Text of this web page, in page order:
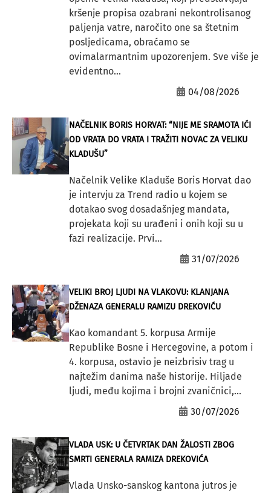
kršenje propisa ozabrani nekontrolisanog
paljenja vatre, naročito one sa štetnim
posljedicama, obraćamo se
ovimalarmantnim upozorenjem. Sve više je
evidentno...
04/08/2026
NAČELNIK BORIS HORVAT: “NIJE ME SRAMOTA IĆI
OD VRATA DO VRATA I TRAŽITI NOVAC ZA VELIKU
KLADUŠU”
Načelnik Velike Kladuše Boris Horvat dao
je intervju za Trend radio u kojem se
dotakao svog dosadašnjeg mandata,
projekata koji su urađeni i onih koji su u
fazi realizacije. Prvi...
31/07/2026
VELIKI BROJ LJUDI NA VLAKOVU: KLANJANA
DŽENAZA GENERALU RAMIZU DREKOVIĆU
Kao komandant 5. korpusa Armije
Republike Bosne i Hercegovine, a potom i
4. korpusa, ostavio je neizbrisiv trag u
najtežim danima naše historije. Hiljade
ljudi, među kojima i brojni zvaničnici,...
30/07/2026
VLADA USK: U ČETVRTAK DAN ŽALOSTI ZBOG
SMRTI GENERALA RAMIZA DREKOVIĆA
Vlada Unsko-sanskog kantona jutros je